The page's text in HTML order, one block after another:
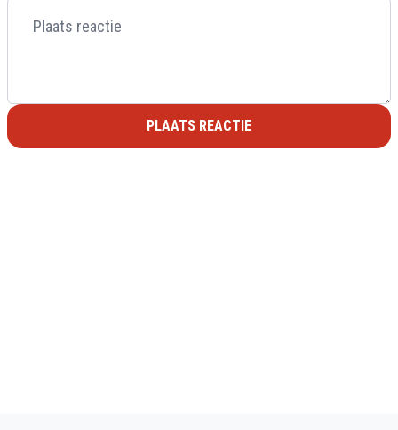
PLAATS REACTIE